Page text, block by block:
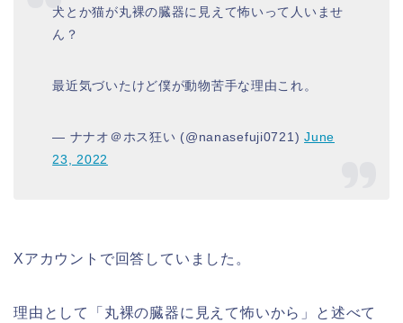
犬とか猫が丸裸の臓器に見えて怖いって人いませ
ん？
最近気づいたけど僕が動物苦手な理由これ。
— ナナオ＠ホス狂い (@nanasefuji0721)June
23, 2022
Xアカウントで回答していました。
理由として「丸裸の臓器に見えて怖いから」と述べて